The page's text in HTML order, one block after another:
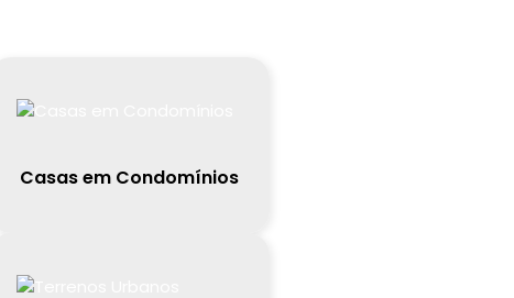
Casas em Condomínios